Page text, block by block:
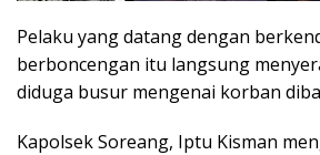
Pelaku yang datang dengan
berboncengan itu langsung
diduga busur mengenai korban
Kapolsek Soreang, Iptu Kisman